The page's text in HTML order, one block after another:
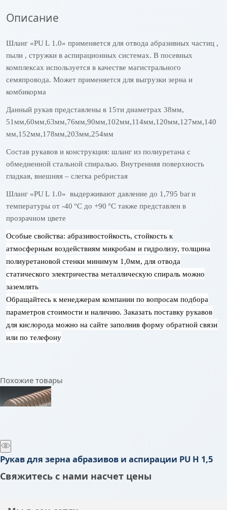
Описание
Шланг «PUL 1.0» применяется для отвода абразивных частиц ,
пыли , стружки в аспирационных системах. В посевных
комплексах используется в качестве магистрального
семяпровода. Может применяется для выгрузки зерна и
комбикорма
Данный рукав представлены в 15ти диаметрах 38мм,
51мм,60мм,63мм,76мм,90мм,102мм,114мм,120мм,127мм,140
мм,152мм,178мм,203мм,254мм
Состав рукавов и конструкция: шланг из полиуретана с
обмедненной стальной спиралью. Внутренняя поверхность
гладкая, внешняя – слегка ребристая
Шланг «PUL 1.0» выдерживают давление до 1,795 barи
температуры от -40 °C до +90 °C также представлен в
прозрачном цвете
Особые свойства: абразивостойкость, стойкость к
атмосферным воздействиям микробам и гидролизу, толщина
полиуретановой стенки минимум 1,0мм, для отвода
статического электричества металлическую спираль можно
заземлять
Обращайтесь к менеджерам компании по вопросам подбора
параметров стоимости и наличию. Заказать поставку рукавов
для кислорода можно на сайте заполнив форму обратной связи
или по телефону
Похожие товары
Рукав для зерна абразивов и аспирации PU H 1,5
Свяжитесь с нами насчет цены